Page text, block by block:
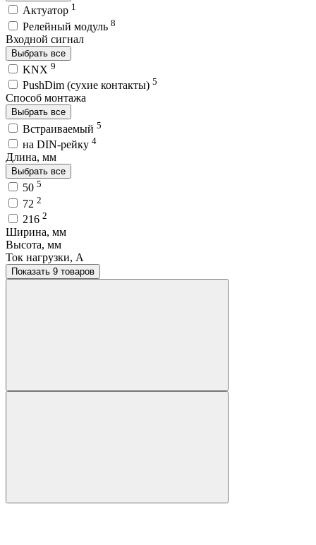
Актуатор 1
Релейный модуль 8
Входной сигнал
Выбрать все
KNX 9
PushDim (сухие контакты) 5
Способ монтажа
Выбрать все
Встраиваемый 5
на DIN-рейку 4
Длина, мм
Выбрать все
50 5
72 2
216 2
Ширина, мм
Высота, мм
Ток нагрузки, A
Показать 9 товаров